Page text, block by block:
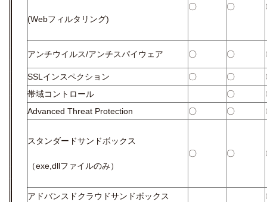
(Webフィルタリング)
〇 〇
アンチウイルス/アンチスパイウェア 〇 〇
SSLインスペクション 〇 〇
帯域コントロール
〇
Advanced Threat Protection
〇 〇
スタンダードサンドボックス
（exe,dllファイルのみ）
〇 〇
アドバンスドクラウドサンドボックス